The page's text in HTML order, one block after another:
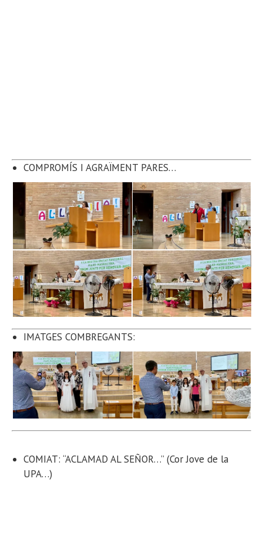
COMPROMÍS I AGRAÏMENT PARES…
IMATGES COMBREGANTS:
COMIAT: “ACLAMAD AL SEÑOR…” (Cor Jove de la
UPA…)